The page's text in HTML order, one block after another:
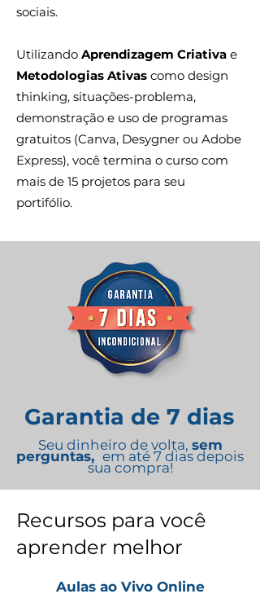
sociais.
Utilizando Aprendizagem Criativa e
Metodologias Ativas como design
thinking, situações-problema,
demonstração e uso de programas
gratuitos (Canva, Desygner ou Adobe
Express), você termina o curso com
mais de 15 projetos para seu
portifólio.
Garantia de 7 dias
Seu dinheiro de volta, sem
perguntas, em até 7 dias depois
sua compra!
Recursos para você
aprender melhor
Aulas ao Vivo Online